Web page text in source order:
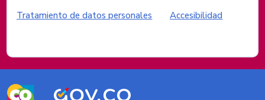
Tratamiento de datos personales
Accesibilidad
Logos del Gobierno de Colombia
Logo marca Colombia Logo Gobierno de Colombia